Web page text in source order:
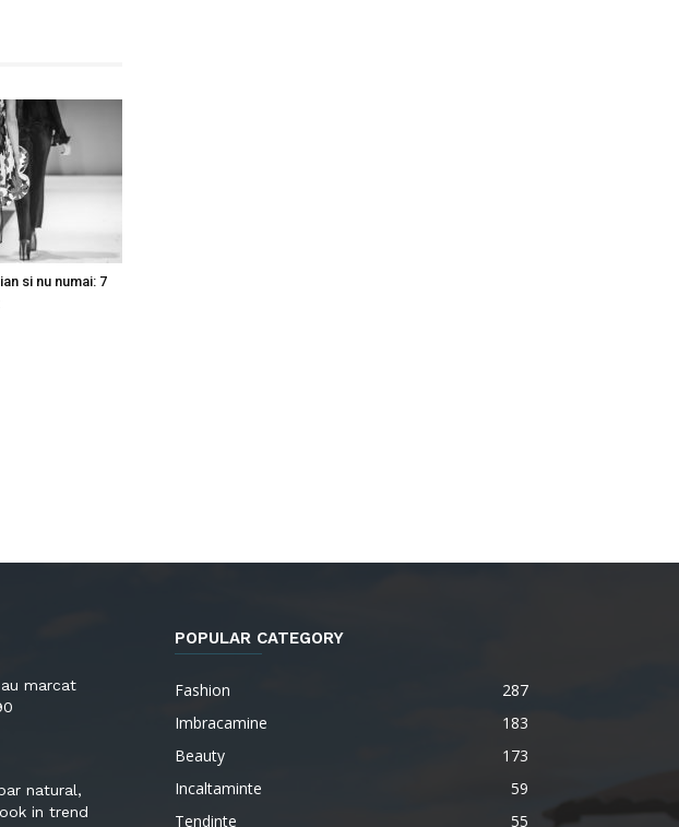
si nu numai: 7
marcat
natural,
in trend
POPULAR CATEGORY
Fashion
287
Imbracamine
183
Beauty
173
Incaltaminte
59
Tendinte
55